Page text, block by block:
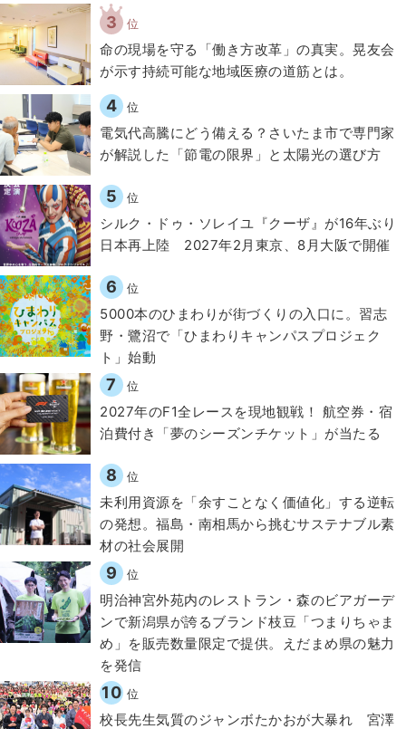
3 位
​命の現場を守る「働き方改革」の真実。晃友会
が示す持続可能な地域医療の道筋とは。
4 位
電気代高騰にどう備える？さいたま市で専門家
が解説した「節電の限界」と太陽光の選び方
5 位
シルク・ドゥ・ソレイユ『クーザ』が16年ぶり
日本再上陸 2027年2月東京、8月大阪で開催
6 位
5000本のひまわりが街づくりの入口に。習志
野・鷺沼で「ひまわりキャンパスプロジェク
ト」始動
7 位
2027年のF1全レースを現地観戦！ 航空券・宿
泊費付き「夢のシーズンチケット」が当たる
8 位
​​未利用資源を「余すことなく価値化」する逆転
の発想。福島・南相馬から挑むサステナブル素
材の社会展開​
9 位
明治神宮外苑内のレストラン・森のビアガーデ
ンで新潟県が誇るブランド枝豆「つまりちゃま
め」を販売数量限定で提供。えだまめ県の魅力
を発信
10 位
校長先生気質のジャンボたかおが大暴れ 宮澤